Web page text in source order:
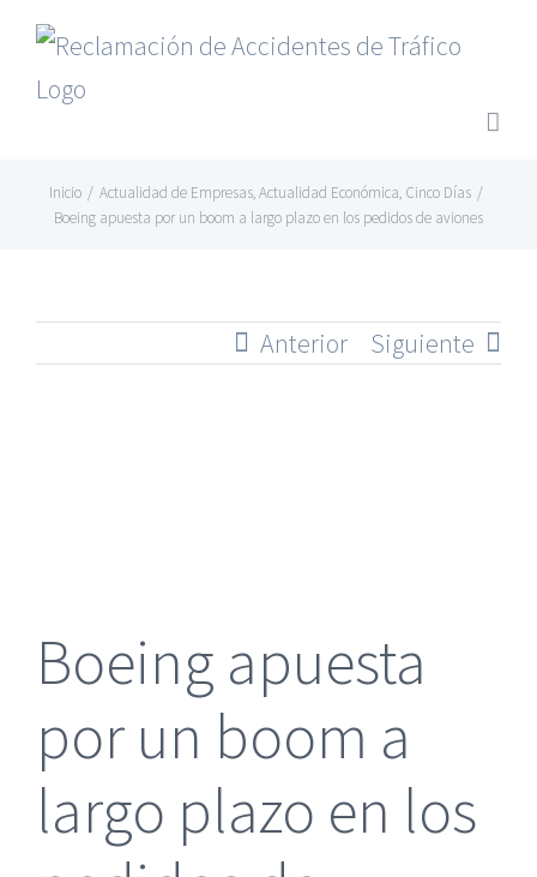
Saltar
contenido
Inicio / Actualidad de Empresas,Actualidad Económica, Cinco Días /
Boeing apuesta por un boom a largo plazo en los pedidos de aviones
Anterior Siguiente
Boeing apuesta
por un boom a
largo plazo en los